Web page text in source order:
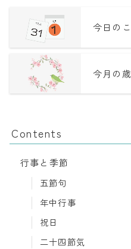
二十八宿
二十七宿
誕生シンボル
厄年
長寿のお祝い
今日の
今月の
Contents
行事と季節
五節句
年中行事
祝日
二十四節気